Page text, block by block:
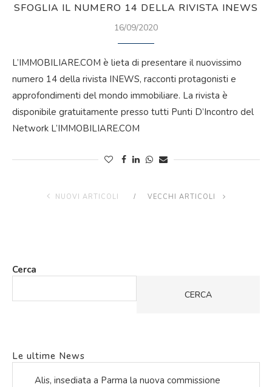
SFOGLIA IL NUMERO 14 DELLA RIVISTA INEWS
16/09/2020
L’IMMOBILIARE.COM è lieta di presentare il nuovissimo
numero 14 della rivista INEWS, racconti protagonisti e
approfondimenti del mondo immobiliare. La rivista è
disponibile gratuitamente presso tutti Punti D’Incontro del
Network L’IMMOBILIARE.COM
NUOVI ARTICOLI VECCHI ARTICOLI
Cerca
CERCA
Le ultime News
Alis, insediata a Parma la nuova commissione